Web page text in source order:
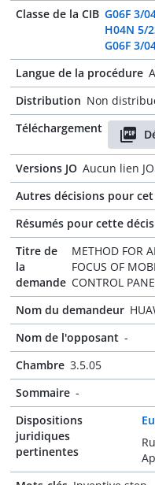
Classe de la CIB G06F 3/
H04N 5/
G06F 3/
Langue de la procédure
Distribution Non
Téléchargement
Versions JO Aucun lien
Autres décisions pour
Résumés pour cette
Titre de
la
demande
METHOD FOR
FOCUS OF
CONTROL
Nom du demandeur
Nom de l'opposant -
Chambre 3.5.05
Sommaire -
Dispositions
juridiques
pertinentes